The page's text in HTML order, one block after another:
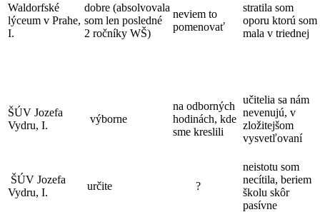
Waldorfské
lýceum v Prahe,
I.
dobre (absolvovala
som len posledné
2 ročníky WŠ)
neviem to
pomenovať
stratila som
oporu ktorú som
mala v triednej
ŠÚV Jozefa
Vydru, I.
výborne
na odborných
hodinách, kde
sme kreslili
učitelia sa nám
nevenujú, v
zložitejšom
vysvetľovaní
ŠÚV Jozefa
Vydru, I.
určite ?
neistotu som
necítila, beriem
školu skôr
pasívne